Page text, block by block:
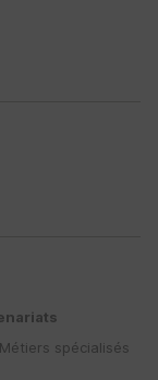
Métiers spécialisés